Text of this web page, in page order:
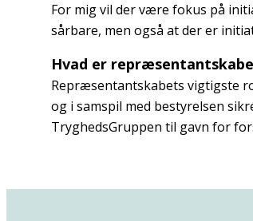
For mig vil der være fokus på
sårbare, men også at der er
Hvad er
Repræsentantskabets vigtigste
og i samspil med bestyrelsen
TryghedsGruppen til gavn for